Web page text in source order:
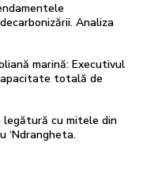
Analiza
marină: Executivul
totală de
legătură cu mitele din
‘Ndrangheta.